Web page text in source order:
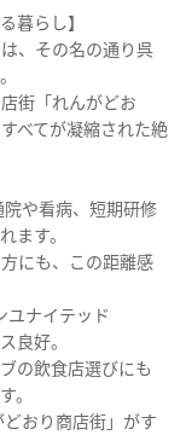
暮らし】
、その名の通り呉
街「れんがどお
べてが凝縮された絶
や看病、短期研修
ます。
にも、この距離感
ユナイテッド
良好。
の飲食店選びにも
。
おり商店街」がす